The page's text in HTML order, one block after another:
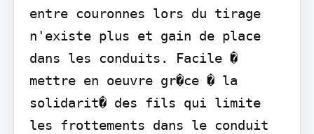
entre couronnes lors du tirage
n'existe plus et gain de place
dans les conduits. Facile �
mettre en oeuvre gr�ce � la
solidarit� des fils qui limite
les frottements dans le conduit